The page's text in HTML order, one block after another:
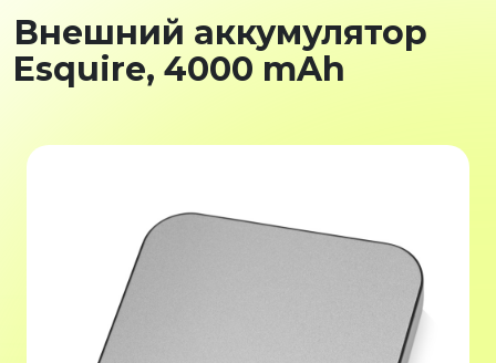
Внешний аккумулятор
Esquire, 4000 mAh